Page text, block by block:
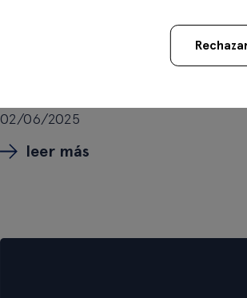
La historia de la psicología del
02/06/2025
leer más